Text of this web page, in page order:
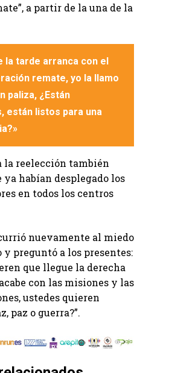
a partir de la una de la
la tarde arranca con el
remate, yo la llamo
paliza, ¿Están
están listos para una
la reelección también
ya habían desplegado los
en todos los centros
nuevamente al miedo
y preguntó a los presentes:
que llegue la derecha
con las misiones y las
ustedes quieren
paz o guerra?”.